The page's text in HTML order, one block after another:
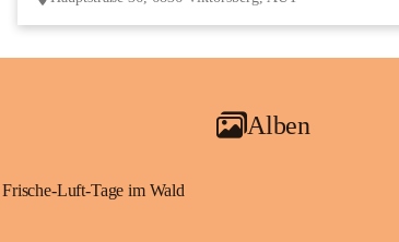
Alben
Frische-Luft-Tage im Wald